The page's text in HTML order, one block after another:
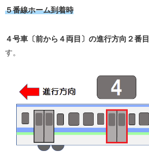
５番線ホーム到着時
４号車〔前から４両目〕の進行方向２番目
す。